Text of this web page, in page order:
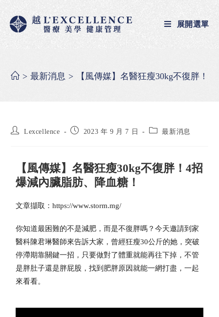
展開選單
> 最新消息 > 【風傳媒】名醫狂瘦30kg不復胖！
Lexcellence 2023 年 9 月 7 日 最新消息
【風傳媒】名醫狂瘦30kg不復胖！4招
爆減內臟脂肪、降血糖！
文章擷取：https://www.storm.mg/
你知道最困難的不是減肥，而是不復胖嗎？今天邀請到家
醫科陳君琳醫師來告訴大家，曾經狂瘦30公斤的她，突破
停滯期靠關鍵一招，只要做對了體重就能再往下掉，不管
是胖肚子還是胖屁股，找到肥胖原因就能一網打盡，一起
來看看。